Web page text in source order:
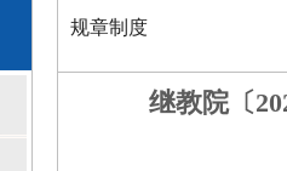
规章制度
继教院〔